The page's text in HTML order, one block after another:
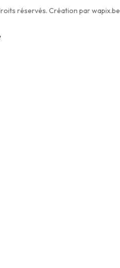
réservés. Création par wapix.be